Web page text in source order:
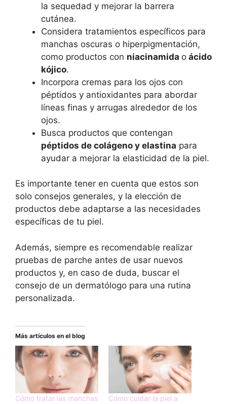
la sequedad y mejorar la barrera
cutánea.
Considera tratamientos específicos para
manchas oscuras o hiperpigmentación,
como productos con niacinamida o ácido
kójico.
Incorpora cremas para los ojos con
péptidos y antioxidantes para abordar
líneas finas y arrugas alrededor de los
ojos.
Busca productos que contengan
péptidos de colágeno y elastina para
ayudar a mejorar la elasticidad de la piel.
Es importante tener en cuenta que estos son
solo consejos generales, y la elección de
productos debe adaptarse a las necesidades
específicas de tu piel.
Además, siempre es recomendable realizar
pruebas de parche antes de usar nuevos
productos y, en caso de duda, buscar el
consejo de un dermatólogo para una rutina
personalizada.
Más artículos en el blog
Cómo tratar las manchas
Cómo cuidar la piel a